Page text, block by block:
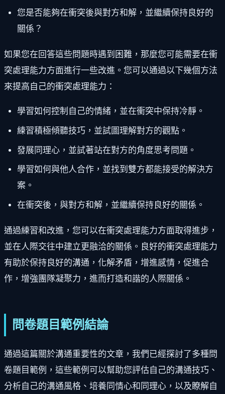
您是否能夠在衝突後與對方和解，並繼續保持良好的
關係？
如果您在回答這些問題時遇到困難，那麼您可能需要在衝
突處理能力方面進行一些改進。您可以通過以下幾個方法
來提高自己的衝突處理能力：
學習如何控制自己的情緒，並在衝突中保持冷靜。
練習積極傾聽技巧，並試圖理解對方的觀點。
發展同理心，並試著站在對方的角度思考問題。
學習如何與他人合作，並找到雙方都能接受的解決方
案。
在衝突後，與對方和解，並繼續保持良好的關係。
通過練習和改進，您可以在衝突處理能力方面取得進步，
並在人際交往中建立更融洽的關係。良好的衝突處理能力
有助於保持良好的溝通，化解矛盾，增進感情，促進合
作，增強團隊凝聚力，進而打造和諧的人際關係。
問卷題目範例結論
通過這篇關於溝通重要性的文章，我們已經探討了多種問
卷題目範例，這些範例可以幫助您評估自己的溝通技巧、
分析自己的溝通風格、培養同情心和同理心，以及瞭解自